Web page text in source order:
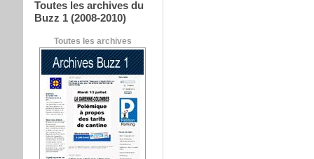
Toutes les archives du
Buzz 1 (2008-2010)
Toutes les archives